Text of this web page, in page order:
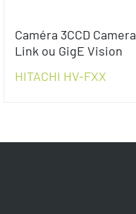
Caméra 3CCD Camera
Link ou GigE Vision
HITACHI HV-FXX